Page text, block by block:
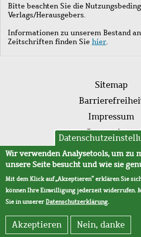
Bitte beachten Sie die
Verlags/Herausgebers.
Informationen zu unserem Bestand
Zeitschriften finden Sie hier.
Fußleistenmenü
Sitemap
Impressum
Datenschutz
AVB
Wir verwenden Analysetools, um zu
unsere Seite besucht und wie sie
Mit dem Klick auf „Akzeptieren“ erklären Sie
können Ihre Einwilligung jederzeit widerrufen.
Sie in unsererDatenschutzerklärung.
Akzeptieren Nein, danke